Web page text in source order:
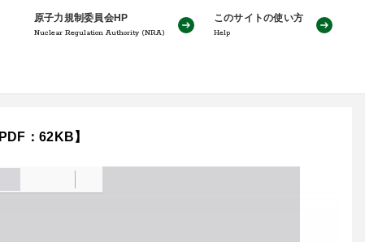
原子力規制委員会HP
Nuclear Regulation Authority (NRA)
このサイトの使い方
Help
：62KB】